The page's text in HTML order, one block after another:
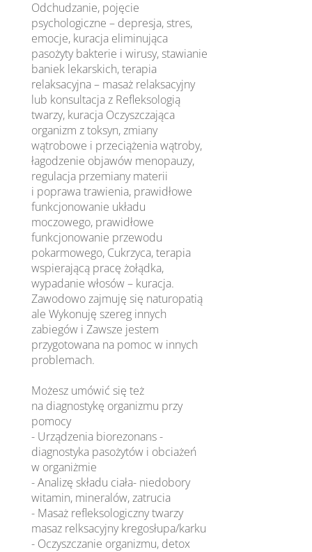
Odchudzanie, pojęcie
psychologiczne – depresja, stres,
emocje, kuracja eliminująca
pasożyty bakterie i wirusy, stawianie
baniek lekarskich, terapia
relaksacyjna – masaż relaksacyjny
lub konsultacja z Refleksologią
twarzy, kuracja Oczyszczająca
organizm z toksyn, zmiany
wątrobowe i przeciążenia wątroby,
łagodzenie objawów menopauzy,
regulacja przemiany materii
i poprawa trawienia, prawidłowe
funkcjonowanie układu
moczowego, prawidłowe
funkcjonowanie przewodu
pokarmowego, Cukrzyca, terapia
wspierającą pracę żołądka,
wypadanie włosów – kuracja.
Zawodowo zajmuję się naturopatią
ale Wykonuję szereg innych
zabiegów i Zawsze jestem
przygotowana na pomoc w innych
problemach.
Możesz umówić się też
na diagnostykę organizmu przy
pomocy
- Urządzenia biorezonans -
diagnostyka pasożytów i obciażeń
w organiżmie
- Analizę składu ciała- niedobory
witamin, mineralów, zatrucia
- Masaż refleksologiczny twarzy
masaz relksacyjny kregosłupa/karku
- Oczyszczanie organizmu, detox